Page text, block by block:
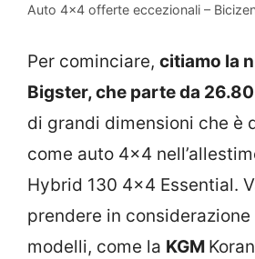
Auto 4×4 offerte eccezionali –
Per cominciare, citiamo la
Bigster, che parte da
di grandi dimensioni che è
come auto 4×4
Hybrid 130 4×4 Essential.
prendere in
modelli, come la KGM